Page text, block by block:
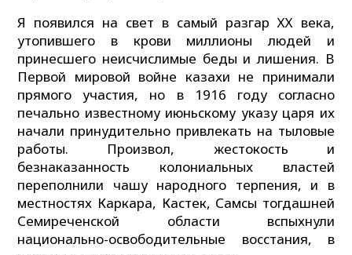
Я появился на свет в самый разгар ХХ века,
утопившего в крови миллионы людей и
принесшего неисчислимые беды и лишения. В
Первой мировой войне казахи не принимали
прямого участия, но в 1916 году согласно
печально известному июньскому указу царя их
начали принудительно привлекать на тыловые
работы. Произвол, жестокость и
безнаказанность колониальных властей
переполнили чашу народного терпения, и в
местностях Каркара, Кастек, Самсы тогдашней
Семиреченской области вспыхнули
национально-освободительные восстания, в